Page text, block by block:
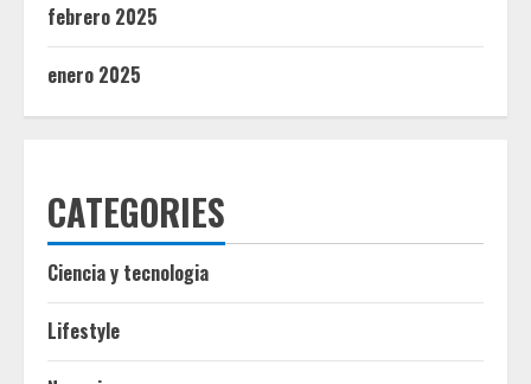
febrero 2025
enero 2025
CATEGORIES
Ciencia y tecnologia
Lifestyle